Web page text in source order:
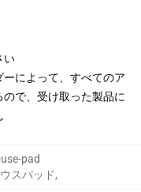
い
によって、すべてのア
で、受け取った製品に
pad
スパッド,